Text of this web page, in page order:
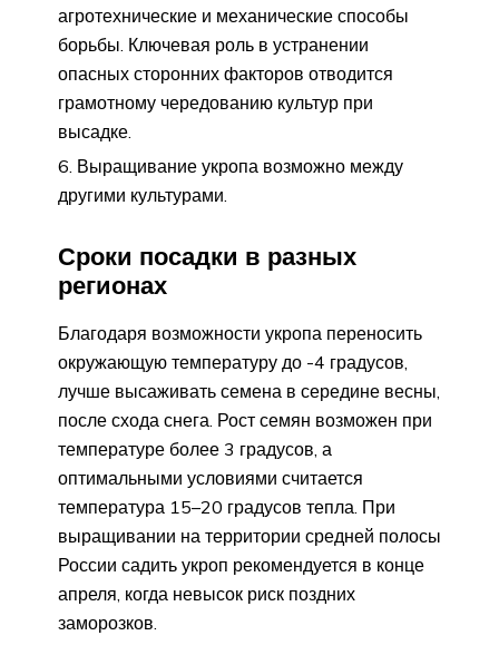
агротехнические и механические способы
борьбы. Ключевая роль в устранении
опасных сторонних факторов отводится
грамотному чередованию культур при
высадке.
Выращивание укропа возможно между
другими культурами.
Сроки посадки в разных
регионах
Благодаря возможности укропа переносить
окружающую температуру до -4 градусов,
лучше высаживать семена в середине весны,
после схода снега. Рост семян возможен при
температуре более 3 градусов, а
оптимальными условиями считается
температура 15–20 градусов тепла. При
выращивании на территории средней полосы
России садить укроп рекомендуется в конце
апреля, когда невысок риск поздних
заморозков.